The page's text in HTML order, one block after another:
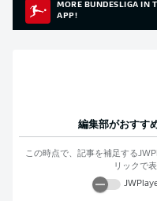
MORE BUNDESLIGA IN
APP!
編集部がおすす
この時点で、記事を補足する
リックで